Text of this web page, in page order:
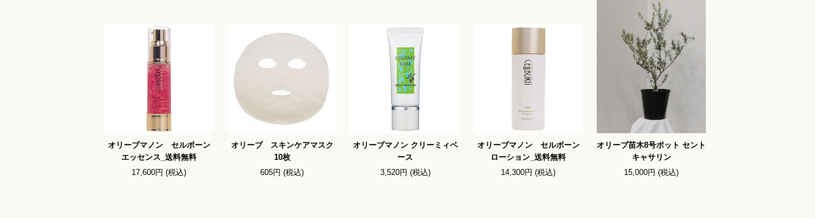
オリーブマノン セルボーン
エッセンス_送料無料
17,600円 (税込)
オリーブ スキンケアマスク
10枚
605円 (税込)
オリーブマノン クリーミィベ
ース
3,520円 (税込)
オリーブマノン セルボーン
ローション_送料無料
14,300円 (税込)
オリーブ苗木8号ポット セント
キャサリン
15,000円 (税込)